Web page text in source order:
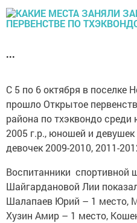
...
С 5 по 6 октября в поселке
прошло Открытое
района по тхэквондо
2005 г.р., юношей и
девочек 2009-2010, 2011-
Воспитанники спортивной
Шайгардановой Лии
Шалапаев Юрий – 1 место,
Хузин Амир – 1 место,